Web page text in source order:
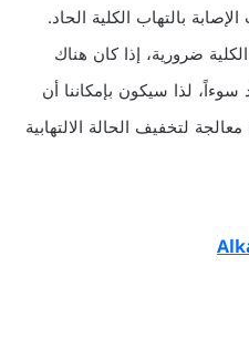
بالتهاب الكلية الحاد.
• وربما قد تكون خزعة biopsy الكلية ضرورية، إذا كان هناك
لذا سيكون بإمكاننا أن
لتخفيف الحالة الالتهابية